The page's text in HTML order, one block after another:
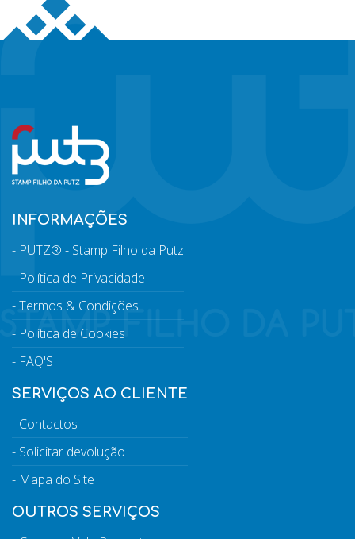
INFORMAÇÕES
PUTZ® - Stamp Filho da Putz
Política de Privacidade
Termos & Condições
Política de Cookies
FAQ'S
SERVIÇOS AO CLIENTE
Contactos
Solicitar devolução
Mapa do Site
OUTROS SERVIÇOS